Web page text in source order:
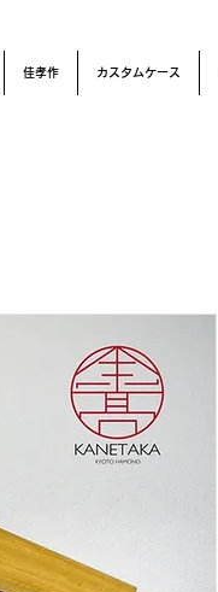
佳孝作 カスタムケース